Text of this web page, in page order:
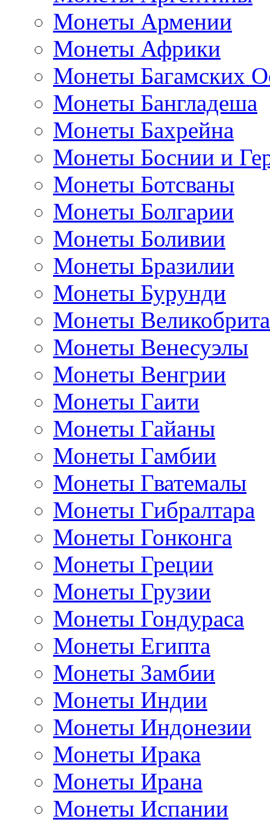
Монеты Армении
Монеты Африки
Монеты Багамских
Монеты Бангладеша
Монеты Бахрейна
Монеты Боснии и
Монеты Ботсваны
Монеты Болгарии
Монеты Боливии
Монеты Бразилии
Монеты Бурунди
Монеты
Монеты Венесуэлы
Монеты Венгрии
Монеты Гаити
Монеты Гайаны
Монеты Гамбии
Монеты Гватемалы
Монеты Гибралтара
Монеты Гонконга
Монеты Греции
Монеты Грузии
Монеты Гондураса
Монеты Египта
Монеты Замбии
Монеты Индии
Монеты Индонезии
Монеты Ирака
Монеты Ирана
Монеты Испании